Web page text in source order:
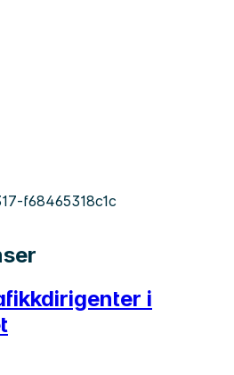
f68465318c1c
i